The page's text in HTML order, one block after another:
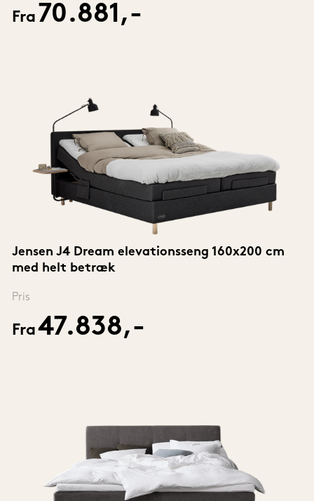
Fra 70.881,-
Jensen J4 Dream elevationsseng 160x200 cm
med helt betræk
Pris
Fra47.838,-